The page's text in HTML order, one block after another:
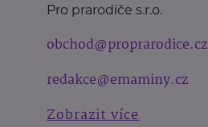
Pro prarodiče s.r.o.
obchod@proprarodice.cz
redakce@emaminy.cz
Zobrazit více